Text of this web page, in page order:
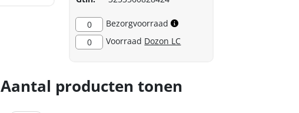
0
Bezorgvoorraad
0
Voorraad Dozon LC
Aantal producten tonen